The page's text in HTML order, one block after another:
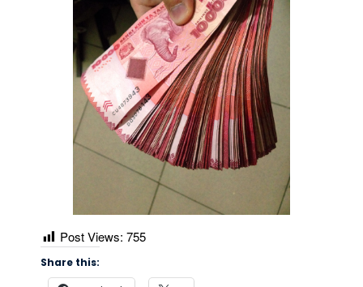
Post Views: 755
Share this: